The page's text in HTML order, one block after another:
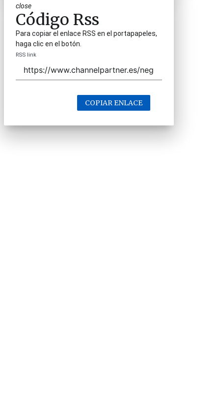
close
Código Rss
Para copiar el enlace RSS en el portapapeles,
haga clic en el botón.
RSS link
COPIAR ENLACE